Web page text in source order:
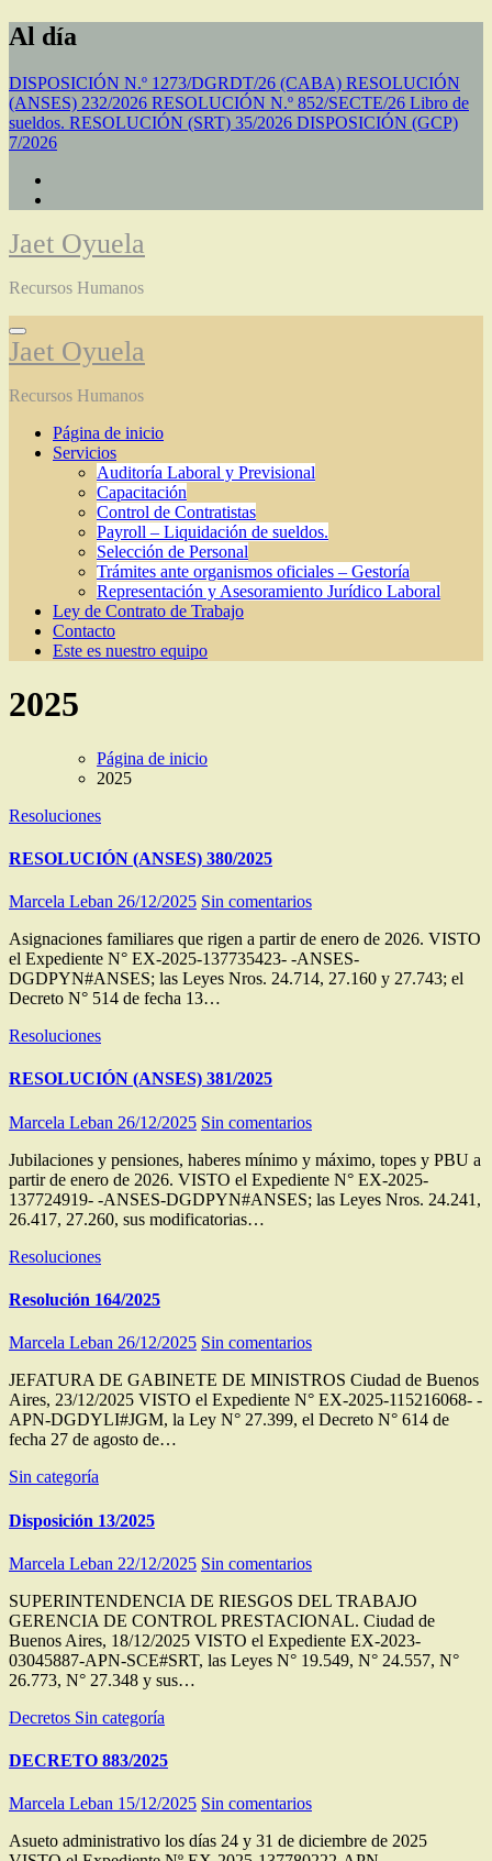
Saltar
alAl día
DISPOSICIÓN N.º 1273/DGRDT/26 (CABA) RESOLUCIÓN
(ANSES) 232/2026 RESOLUCIÓN N.º 852/SECTE/26 Libro de
sueldos. RESOLUCIÓN (SRT) 35/2026 DISPOSICIÓN (GCP)
7/2026
Jaet Oyuela
Recursos Humanos
Jaet Oyuela
Recursos Humanos
Página de inicio
Servicios
Auditoría Laboral y Previsional
Capacitación
Control de Contratistas
Payroll – Liquidación de sueldos.
Selección de Personal
Trámites ante organismos oficiales – Gestoría
Representación y Asesoramiento Jurídico Laboral
Ley de Contrato de Trabajo
Contacto
Este es nuestro equipo
2025
Página de inicio
2025
Resoluciones
RESOLUCIÓN (ANSES) 380/2025
Marcela Leban 26/12/2025 Sin comentarios
Asignaciones familiares que rigen a partir de enero de 2026. VISTO
el Expediente N° EX-2025-137735423- -ANSES-
DGDPYN#ANSES; las Leyes Nros. 24.714, 27.160 y 27.743; el
Decreto N° 514 de fecha 13…
Resoluciones
RESOLUCIÓN (ANSES) 381/2025
Marcela Leban 26/12/2025 Sin comentarios
Jubilaciones y pensiones, haberes mínimo y máximo, topes y PBU a
partir de enero de 2026. VISTO el Expediente N° EX-2025-
137724919- -ANSES-DGDPYN#ANSES; las Leyes Nros. 24.241,
26.417, 27.260, sus modificatorias…
Resoluciones
Resolución 164/2025
Marcela Leban 26/12/2025 Sin comentarios
JEFATURA DE GABINETE DE MINISTROS Ciudad de Buenos
Aires, 23/12/2025 VISTO el Expediente N° EX-2025-115216068- -
APN-DGDYLI#JGM, la Ley N° 27.399, el Decreto N° 614 de
fecha 27 de agosto de…
Sin categoría
Disposición 13/2025
Marcela Leban 22/12/2025 Sin comentarios
SUPERINTENDENCIA DE RIESGOS DEL TRABAJO
GERENCIA DE CONTROL PRESTACIONAL. Ciudad de
Buenos Aires, 18/12/2025 VISTO el Expediente EX-2023-
03045887-APN-SCE#SRT, las Leyes N° 19.549, N° 24.557, N°
26.773, N° 27.348 y sus…
Decretos Sin categoría
DECRETO 883/2025
Marcela Leban 15/12/2025 Sin comentarios
Asueto administrativo los días 24 y 31 de diciembre de 2025